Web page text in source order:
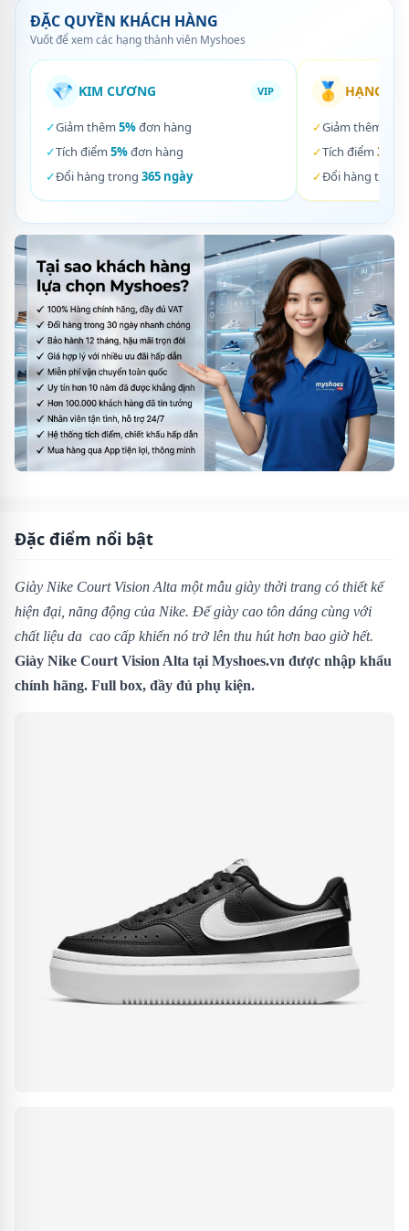
ĐẶC QUYỀN KHÁCH HÀNG
Vuốt để xem các hạng thành viên Myshoes
💎 KIM CƯƠNG VIP
✓Giảm thêm 5%đơn hàng
✓Tích điểm 5%đơn hàng
✓Đổi hàng trong 365 ngày
🥇 HẠNG
✓Giảm thêm
✓Tích điểm 3%
✓Đổi hàng trong
Đặc điểm nổi bật
Giày Nike Court Vision Alta một mẫu giày thời trang có thiết kế
hiện đại, năng động của Nike. Đế giày cao tôn dáng cùng với
chất liệu da cao cấp khiến nó trở lên thu hút hơn bao giờ hết.
Giày Nike Court Vision Alta tại Myshoes.vn được nhập khẩu
chính hãng. Full box, đầy đủ phụ kiện.